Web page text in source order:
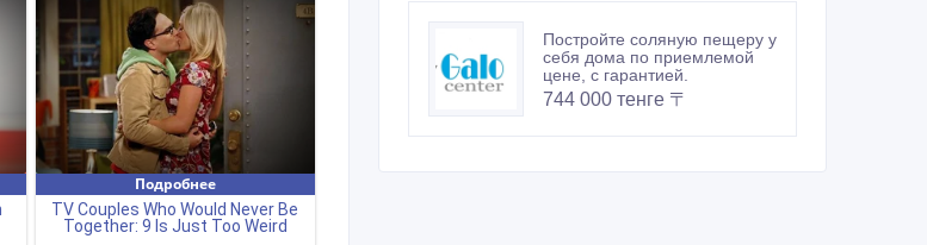
Постройте соляную пещеру у
себя дома по приемлемой
цене, с гарантией.
744 000 тенге 〒